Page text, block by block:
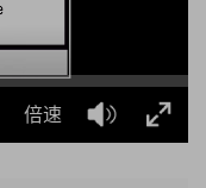
倍速